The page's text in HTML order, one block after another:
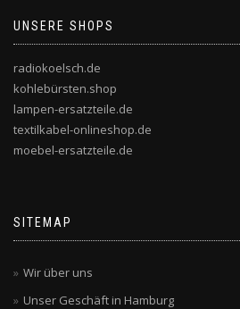
UNSERE SHOPS
radiokoelsch.de
kohlebürsten.shop
lampen-ersatzteile.de
textilkabel-onlineshop.de
moebel-ersatzteile.de
SITEMAP
Wir über uns
Unser Geschäft in Hamburg